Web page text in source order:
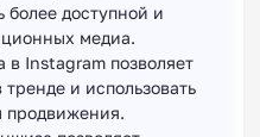
доступной и
медиа.
в Instagram позволяет
тренде и использовать
продвижения.